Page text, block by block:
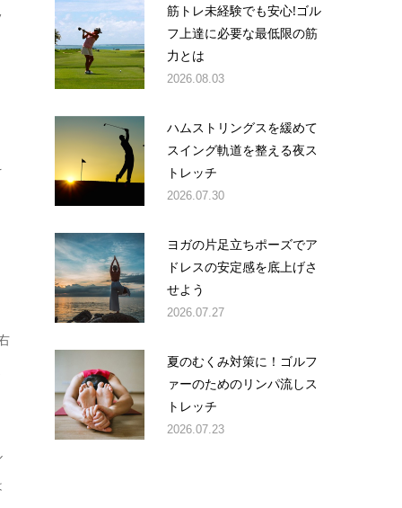
筋トレ未経験でも安心!ゴル
フ上達に必要な最低限の筋
力とは
2026.08.03
ハムストリングスを緩めて
スイング軌道を整える夜ス
トレッチ
2026.07.30
ヨガの片足立ちポーズでア
ドレスの安定感を底上げさ
せよう
2026.07.27
夏のむくみ対策に！ゴルフ
ァーのためのリンパ流しス
トレッチ
2026.07.23